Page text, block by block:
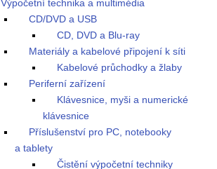
Výpočetní technika a multimédia
CD/DVD a USB
CD, DVD a Blu-ray
Materiály a kabelové připojení k síti
Kabelové průchodky a žlaby
Periferní zařízení
Klávesnice, myši a numerické
klávesnice
Příslušenství pro PC, notebooky
a tablety
Čistění výpočetní techniky